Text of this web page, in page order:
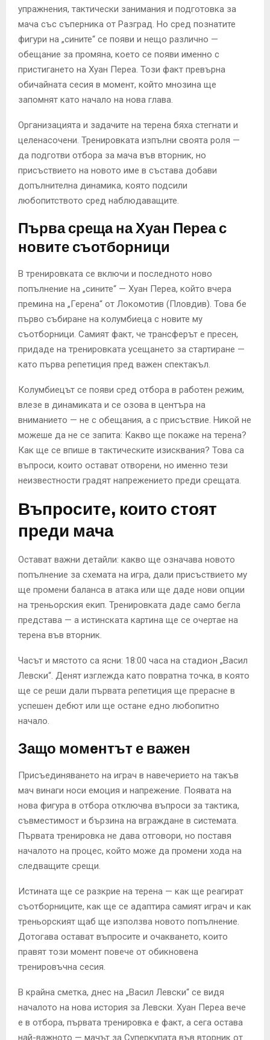
упражнения, тактически занимания и подготовка за
мача със съперника от Разград. Но сред познатите
фигури на „сините“ се появи и нещо различно —
обещание за промяна, което се появи именно с
пристигането на Хуан Переа. Този факт превърна
обичайната сесия в момент, който мнозина ще
запомнят като начало на нова глава.
Организацията и задачите на терена бяха стегнати и
целенасочени. Тренировката изпълни своята роля —
да подготви отбора за мача във вторник, но
присъствието на новото име в състава добави
допълнителна динамика, която подсили
любопитството сред наблюдаващите.
Първа среща на Хуан Переа с
новите съотборници
В тренировката се включи и последното ново
попълнение на „сините“ — Хуан Переа, който вчера
премина на „Герена“ от Локомотив (Пловдив). Това бе
първо събиране на колумбиеца с новите му
съотборници. Самият факт, че трансферът е пресен,
придаде на тренировката усещането за стартиране —
като първа репетиция пред важен спектакъл.
Колумбиецът се появи сред отбора в работен режим,
влезе в динамиката и се озова в центъра на
вниманието — не с обещания, а с присъствие. Никой не
можеше да не се запита: Какво ще покаже на терена?
Как ще се впише в тактическите изисквания? Това са
въпроси, които остават отворени, но именно тези
неизвестности градят напрежението преди срещата.
Въпросите, които стоят
преди мача
Остават важни детайли: какво ще означава новото
попълнение за схемата на игра, дали присъствието му
ще промени балансa в атака или ще даде нови опции
на треньорския екип. Тренировката даде само бегла
представа — а истинската картина ще се очертае на
терена във вторник.
Часът и мястото са ясни: 18:00 часа на стадион „Васил
Левски“. Денят изглежда като повратна точка, в която
ще се реши дали първата репетиция ще прерасне в
успешен дебют или ще остане едно любопитно
начало.
Защо момeнтът е важен
Присъединяването на играч в навечерието на такъв
мач винаги носи емоция и напрежение. Появата на
нова фигура в отбора отключва въпроси за тактика,
съвместимост и бързина на вграждане в системата.
Първата тренировка не дава отговори, но поставя
началото на процес, който може да промени хода на
следващите срещи.
Истината ще се разкрие на терена — как ще реагират
съотборниците, как ще се адаптира самият играч и как
треньорският щаб ще използва новото попълнение.
Дотогава остават въпросите и очакването, които
правят този момент повече от обикновена
тренировъчна сесия.
В крайна сметка, днес на „Васил Левски“ се видя
началото на нова история за Левски. Хуан Переа вече
е в отбора, първата тренировка е факт, а сега остава
най-важното — мачът за Суперкупата във вторник от